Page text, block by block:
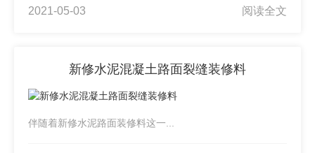
2021-05-03 阅读全文
新修水泥混凝土路面裂缝装修料
伴随着新修水泥路面装修料这一...